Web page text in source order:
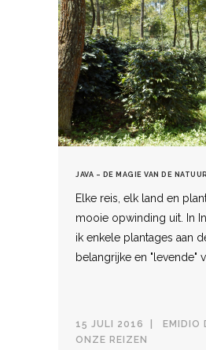
JAVA – DE MAGIE VAN DE NATUUR
Elke reis, elk land en
mooie opwinding uit. In
ik enkele plantages aan
belangrijke en "levende"
15 JULI 2016
EMIDIO
ONZE REIZEN